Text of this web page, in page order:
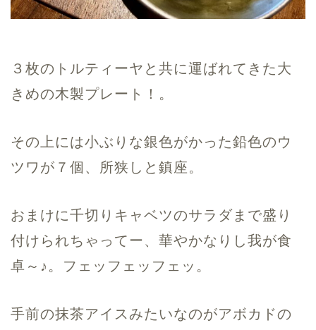
３枚のトルティーヤと共に運ばれてきた大
きめの木製プレート！。
その上には小ぶりな銀色がかった鉛色のウ
ツワが７個、所狭しと鎮座。
おまけに千切りキャベツのサラダまで盛り
付けられちゃってー、華やかなりし我が食
卓～♪。フェッフェッフェッ。
手前の抹茶アイスみたいなのがアボカドの